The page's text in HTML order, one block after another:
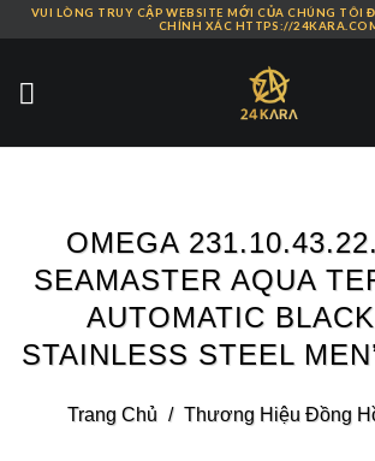
Skip
content
VUI LÒNG TRUY CẬP WEBSITE MỚI CỦA CHÚNG TÔI
CHÍNH XÁC HTTPS://
OMEGA
SEAMASTER AQUA
AUTOMATIC
STAINLESS STEEL
Trang Chủ / Thương Hiệu Đồng